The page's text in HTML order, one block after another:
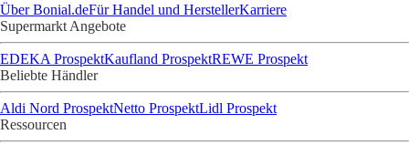
Über Bonial.deFür Handel und HerstellerKarriere
Supermarkt Angebote
EDEKA ProspektKaufland ProspektREWE Prospekt
Beliebte Händler
Aldi Nord ProspektNetto ProspektLidl Prospekt
Ressourcen